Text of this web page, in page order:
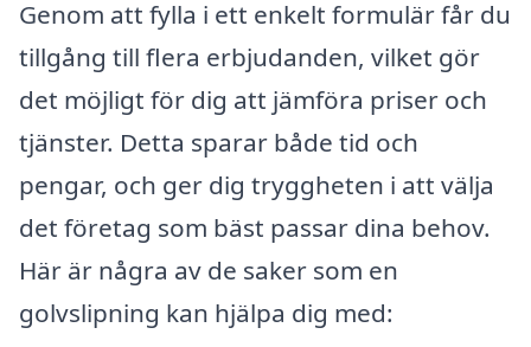
Genom att fylla i ett enkelt formulär får du
tillgång till flera erbjudanden, vilket gör
det möjligt för dig att jämföra priser och
tjänster. Detta sparar både tid och
pengar, och ger dig tryggheten i att välja
det företag som bäst passar dina behov.
Här är några av de saker som en
golvslipning kan hjälpa dig med: